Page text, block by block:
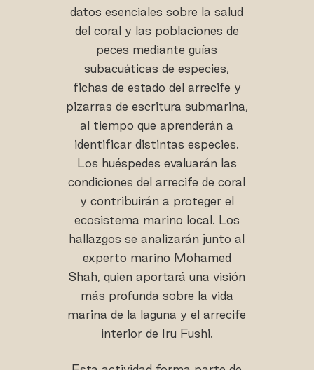
datos esenciales sobre la salud
del coral y las poblaciones de
peces mediante guías
subacuáticas de especies,
fichas de estado del arrecife y
pizarras de escritura submarina,
al tiempo que aprenderán a
identificar distintas especies.
Los huéspedes evaluarán las
condiciones del arrecife de coral
y contribuirán a proteger el
ecosistema marino local. Los
hallazgos se analizarán junto al
experto marino Mohamed
Shah, quien aportará una visión
más profunda sobre la vida
marina de la laguna y el arrecife
interior de Iru Fushi.